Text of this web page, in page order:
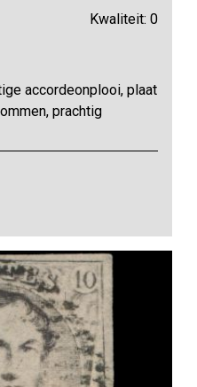
Kwaliteit: 0
accordeonplooi, plaat
prachtig